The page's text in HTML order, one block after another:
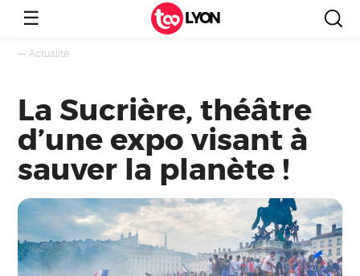
☰ LYON
— Actualité
La Sucrière, théâtre
d’une expo visant à
sauver la planète !